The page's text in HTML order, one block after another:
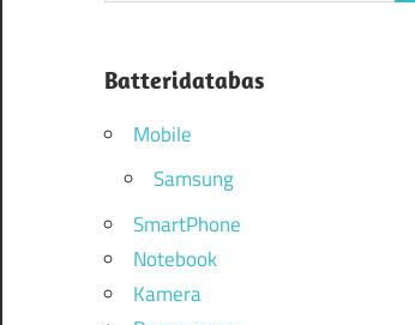
Batteridatabas
Mobile
Samsung
SmartPhone
Notebook
Kamera